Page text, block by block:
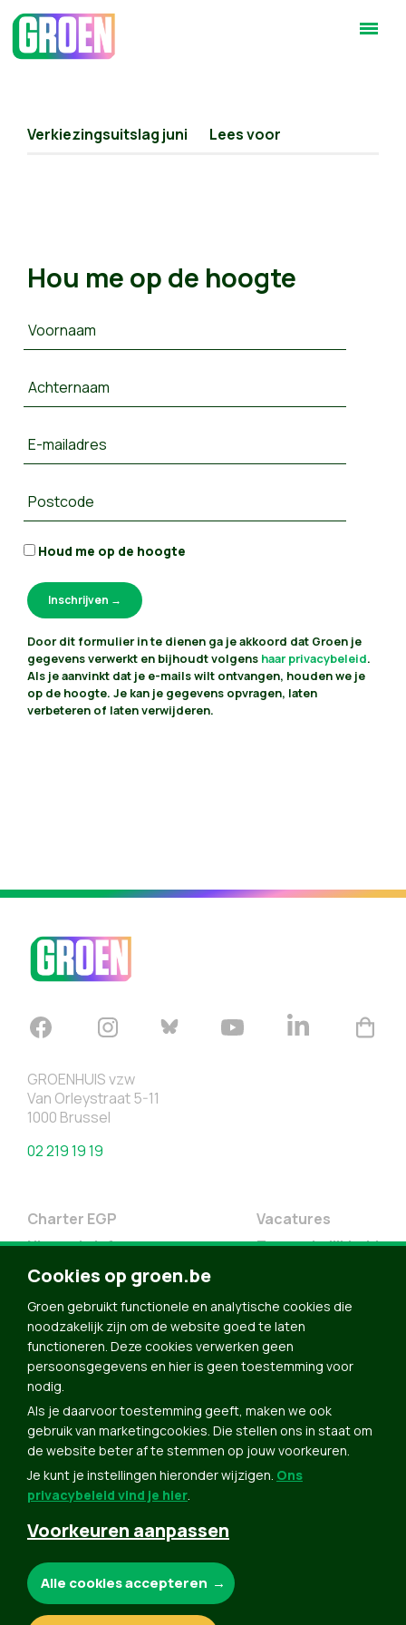
Verkiezingsuitslag juni Lees voor
Hou me op de hoogte
Voornaam
Achternaam
E-mailadres
Postcode
Houd me op de hoogte
Door dit formulier in te dienen ga je akkoord dat Groen je
gegevens verwerkt en bijhoudt volgens haar privacybeleid.
Als je aanvinkt dat je e-mails wilt ontvangen, houden we je
op de hoogte. Je kan je gegevens opvragen, laten
verbeteren of laten verwijderen.
GROENHUIS vzw
Van Orleystraat 5-11
1000 Brussel
02 219 19 19
Charter EGP
Nieuwsbrief
Doe Mee
Contact
Groen in je buurt
Meldpunt
Vacatures
Toegankelijkheid
Word lid
Agenda
Bekijk kalender
Verleng je lidmaatschap
Programma oktober 2024
Programma juni 2024
Downloads
Webshop
Cookies op groen.be
Groen gebruikt functionele en analytische cookies die
noodzakelijk zijn om de website goed te laten
functioneren. Deze cookies verwerken geen
persoonsgegevens en hier is geen toestemming voor
nodig.
Als je daarvoor toestemming geeft, maken we ook
gebruik van marketingcookies. Die stellen ons in staat om
de website beter af te stemmen op jouw voorkeuren.
Je kunt je instellingen hieronder wijzigen. Ons
privacybeleid vind je hier.
Voorkeuren aanpassen
Alle cookies accepteren